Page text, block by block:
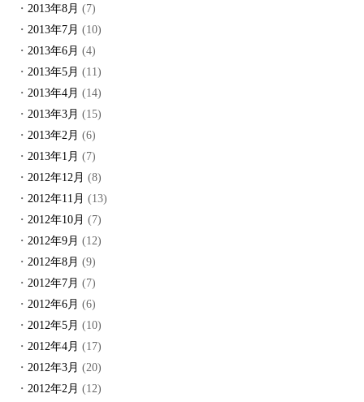
2013年8月 (7)
2013年7月 (10)
2013年6月 (4)
2013年5月 (11)
2013年4月 (14)
2013年3月 (15)
2013年2月 (6)
2013年1月 (7)
2012年12月 (8)
2012年11月 (13)
2012年10月 (7)
2012年9月 (12)
2012年8月 (9)
2012年7月 (7)
2012年6月 (6)
2012年5月 (10)
2012年4月 (17)
2012年3月 (20)
2012年2月 (12)